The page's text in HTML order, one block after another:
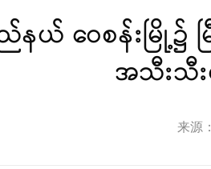
နယ် ဝေစန်းမြို့၌
အသီးသီ
来源